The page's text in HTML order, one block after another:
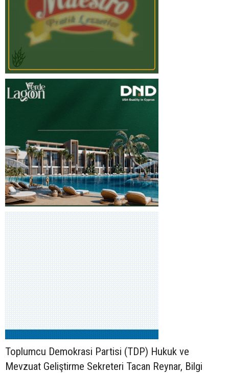
Toplumcu Demokrasi Partisi (TDP) Hukuk ve
Mevzuat Geliştirme Sekreteri Tacan Reynar, Bilgi